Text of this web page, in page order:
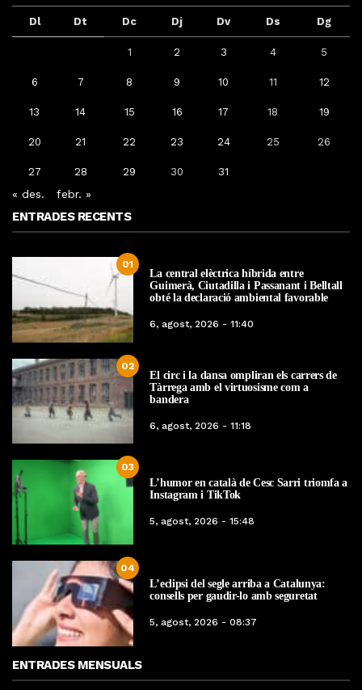
Dl Dt Dc Dj Dv Ds Dg
1 2 3 4 5
6 7 8 9 10 11 12
13 14 15 16 17 18 19
20 21 22 23 24 25 26
27 28 29 30 31
« des. febr. »
ENTRADES RECENTS
01
La central elèctrica híbrida entre
Guimerà, Ciutadilla i Passanant i Belltall
obté la declaració ambiental favorable
6, agost, 2026 - 11:40
02
El circ i la dansa ompliran els carrers de
Tàrrega amb el virtuosisme com a
bandera
6, agost, 2026 - 11:18
03
L’humor en català de Cesc Sarri triomfa a
Instagram i TikTok
5, agost, 2026 - 15:48
04
L’eclipsi del segle arriba a Catalunya:
consells per gaudir-lo amb seguretat
5, agost, 2026 - 08:37
ENTRADES MENSUALS